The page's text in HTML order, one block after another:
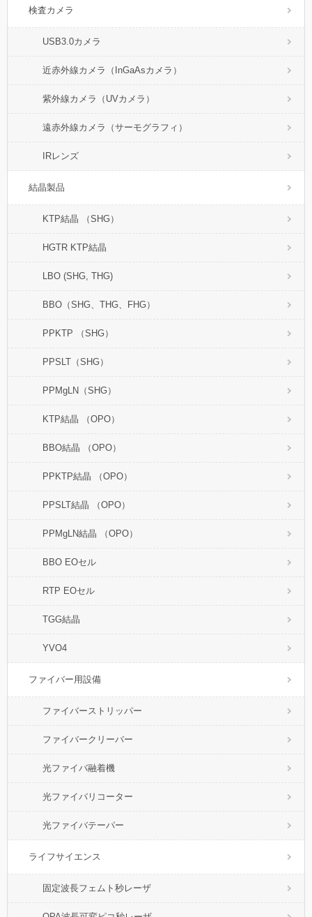
検査カメラ
USB3.0カメラ
近赤外線カメラ（InGaAsカメラ）
紫外線カメラ（UVカメラ）
遠赤外線カメラ（サーモグラフィ）
IRレンズ
結晶製品
KTP結晶 （SHG）
HGTR KTP結晶
LBO (SHG, THG)
BBO（SHG、THG、FHG）
PPKTP （SHG）
PPSLT（SHG）
PPMgLN（SHG）
KTP結晶 （OPO）
BBO結晶 （OPO）
PPKTP結晶 （OPO）
PPSLT結晶 （OPO）
PPMgLN結晶 （OPO）
BBO EOセル
RTP EOセル
TGG結晶
YVO4
ファイバー用設備
ファイバーストリッパー
ファイバークリーバー
光ファイバ融着機
光ファイバリコーター
光ファイバテーパー
ライフサイエンス
固定波長フェムト秒レーザ